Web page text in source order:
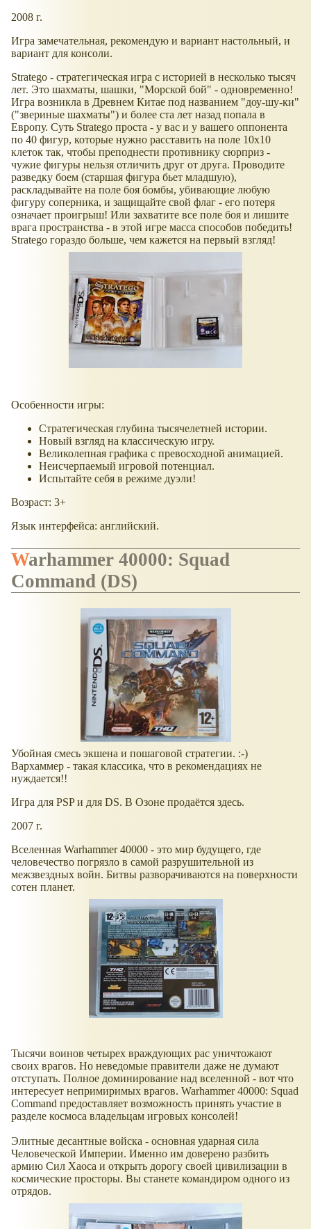
2008 г.
Игра замечательная, рекомендую и вариант настольный, и
вариант для консоли.
Stratego - стратегическая игра с историей в несколько тысяч
лет. Это шахматы, шашки, "Морской бой" - одновременно!
Игра возникла в Древнем Китае под названием "доу-шу-ки"
("звериные шахматы") и более ста лет назад попала в
Европу. Суть Stratego проста - у вас и у вашего оппонента
по 40 фигур, которые нужно расставить на поле 10х10
клеток так, чтобы преподнести противнику сюрприз -
чужие фигуры нельзя отличить друг от друга. Проводите
разведку боем (старшая фигура бьет младшую),
раскладывайте на поле боя бомбы, убивающие любую
фигуру соперника, и защищайте свой флаг - его потеря
означает проигрыш! Или захватите все поле боя и лишите
врага пространства - в этой игре масса способов победить!
Stratego гораздо больше, чем кажется на первый взгляд!
Особенности игры:
Стратегическая глубина тысячелетней истории.
Новый взгляд на классическую игру.
Великолепная графика с превосходной анимацией.
Неисчерпаемый игровой потенциал.
Испытайте себя в режиме дуэли!
Возраст: 3+
Язык интерфейса: английский.
Warhammer 40000: Squad
Command (DS)
Убойная смесь экшена и пошаговой стратегии. :-)
Вархаммер - такая классика, что в рекомендациях не
нуждается!!
Игра для PSP и для DS. В Озоне продаётся здесь.
2007 г.
Вселенная Warhammer 40000 - это мир будущего, где
человечество погрязло в самой разрушительной из
межзвездных войн. Битвы разворачиваются на поверхности
сотен планет.
Тысячи воинов четырех враждующих рас уничтожают
своих врагов. Но неведомые правители даже не думают
отступать. Полное доминирование над вселенной - вот что
интересует непримиримых врагов. Warhammer 40000: Squad
Command предоставляет возможность принять участие в
разделе космоса владельцам игровых консолей!
Элитные десантные войска - основная ударная сила
Человеческой Империи. Именно им доверено разбить
армию Сил Хаоса и открыть дорогу своей цивилизации в
космические просторы. Вы станете командиром одного из
отрядов.